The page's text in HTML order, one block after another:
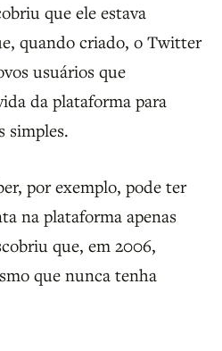
que ele estava
quando criado, o Twitter
usuários que
da plataforma para
simples.
por exemplo, pode ter
na plataforma apenas
que, em 2006,
que nunca tenha